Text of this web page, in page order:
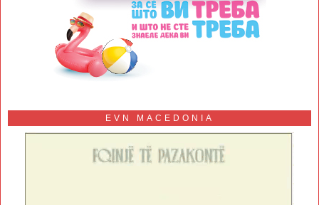
EVN MACEDONIA